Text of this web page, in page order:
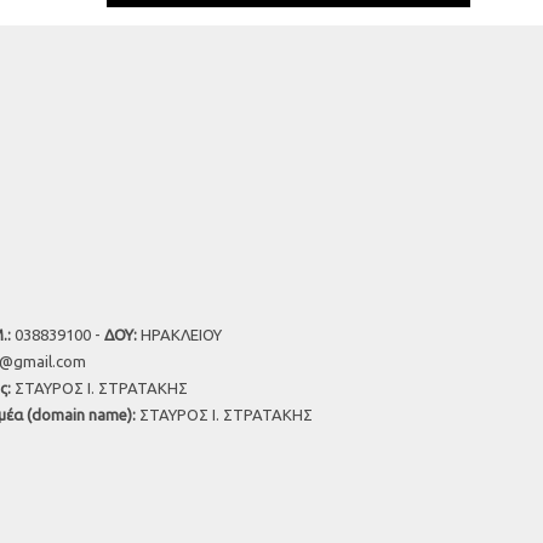
038839100 - ΔΟΥ: ΗΡΑΚΛΕΙΟΥ
ΣΤΑΥΡΟΣ Ι. ΣΤΡΑΤΑΚΗΣ
(domain name): ΣΤΑΥΡΟΣ Ι. ΣΤΡΑΤΑΚΗΣ